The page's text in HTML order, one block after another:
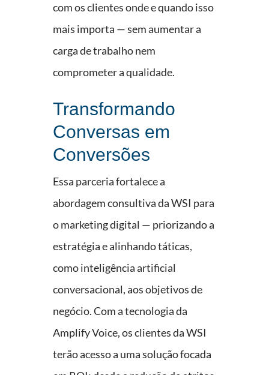
com os clientes onde e quando isso
mais importa — sem aumentar a
carga de trabalho nem
comprometer a qualidade.
Transformando
Conversas em
Conversões
Essa parceria fortalece a
abordagem consultiva da WSI para
o marketing digital — priorizando a
estratégia e alinhando táticas,
como inteligência artificial
conversacional, aos objetivos de
negócio. Com a tecnologia da
Amplify Voice, os clientes da WSI
terão acesso a uma solução focada